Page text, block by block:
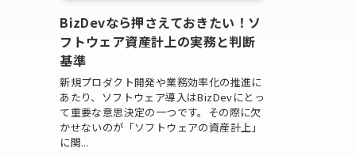
BizDevなら押さえておきたい！ソ
フトウェア資産計上の実務と判断
基準
新規プロダクト開発や業務効率化の推進に
あたり、ソフトウェア導入はBizDevにとっ
て重要な意思決定の一つです。その際に欠
かせないのが「ソフトウェアの資産計上」
に関...